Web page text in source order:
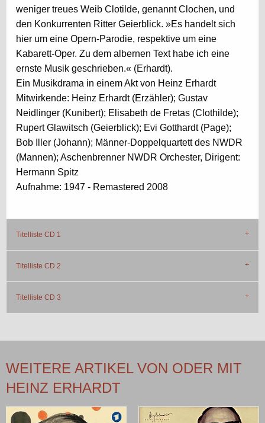
weniger treues Weib Clotilde, genannt Clochen, und
den Konkurrenten Ritter Geierblick. »Es handelt sich
hier um eine Opern-Parodie, respektive um eine
Kabarett-Oper. Zu dem albernen Text habe ich eine
ernste Musik geschrieben.« (Erhardt).
Ein Musikdrama in einem Akt von Heinz Erhardt
Mitwirkende: Heinz Erhardt (Erzähler); Gustav
Neidlinger (Kunibert); Elisabeth de Fretas (Clothilde);
Rupert Glawitsch (Geierblick); Evi Gotthardt (Page);
Bob Iller (Johann); Männer-Doppelquartett des NWDR
(Mannen); Aschenbrenner NWDR Orchester, Dirigent:
Hermann Spitz
Aufnahme: 1947 - Remastered 2008
Titelliste CD 1
Titelliste CD 2
Titelliste CD 3
WEITERE ARTIKEL VON ODER MIT
HEINZ ERHARDT